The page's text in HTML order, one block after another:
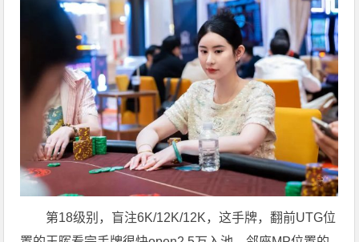
第18级别，盲注6K/12K/12K，这手牌，翻前UTG位